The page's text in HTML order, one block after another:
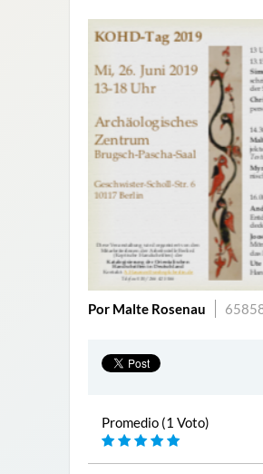
Por Malte Rosenau
Promedio (1 Voto)